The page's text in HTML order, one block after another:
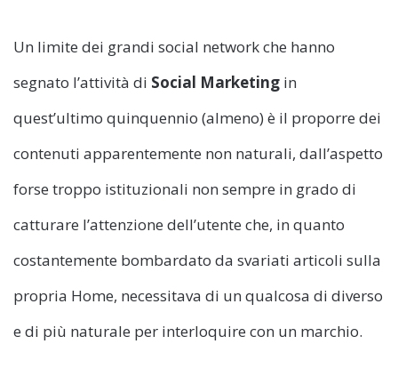
Un limite dei grandi social network che hanno
segnato l’attività di Social Marketing in
quest’ultimo quinquennio (almeno) è il proporre dei
contenuti apparentemente non naturali, dall’aspetto
forse troppo istituzionali non sempre in grado di
catturare l’attenzione dell’utente che, in quanto
costantemente bombardato da svariati articoli sulla
propria Home, necessitava di un qualcosa di diverso
e di più naturale per interloquire con un marchio.